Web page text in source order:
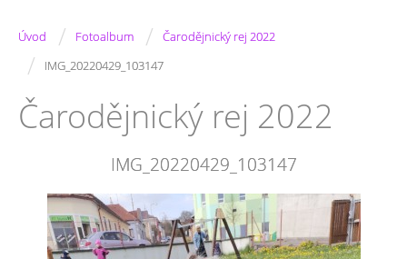
Úvod / Fotoalbum / Čarodějnický rej 2022
/ IMG_20220429_103147
Čarodějnický rej 2022
IMG_20220429_103147